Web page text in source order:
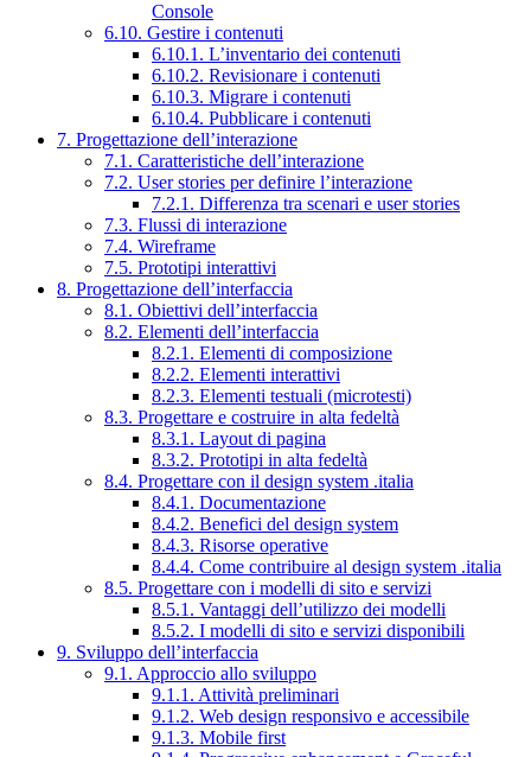
Console
6.10. Gestire i contenuti
6.10.1. L’inventario dei contenuti
6.10.2. Revisionare i contenuti
6.10.3. Migrare i contenuti
6.10.4. Pubblicare i contenuti
7. Progettazione dell’interazione
7.1. Caratteristiche dell’interazione
7.2. User stories per definire l’interazione
7.2.1. Differenza tra scenari e user stories
7.3. Flussi di interazione
7.4. Wireframe
7.5. Prototipi interattivi
8. Progettazione dell’interfaccia
8.1. Obiettivi dell’interfaccia
8.2. Elementi dell’interfaccia
8.2.1. Elementi di composizione
8.2.2. Elementi interattivi
8.2.3. Elementi testuali (microtesti)
8.3. Progettare e costruire in alta fedeltà
8.3.1. Layout di pagina
8.3.2. Prototipi in alta fedeltà
8.4. Progettare con il design system .italia
8.4.1. Documentazione
8.4.2. Benefici del design system
8.4.3. Risorse operative
8.4.4. Come contribuire al design system .italia
8.5. Progettare con i modelli di sito e servizi
8.5.1. Vantaggi dell’utilizzo dei modelli
8.5.2. I modelli di sito e servizi disponibili
9. Sviluppo dell’interfaccia
9.1. Approccio allo sviluppo
9.1.1. Attività preliminari
9.1.2. Web design responsivo e accessibile
9.1.3. Mobile first